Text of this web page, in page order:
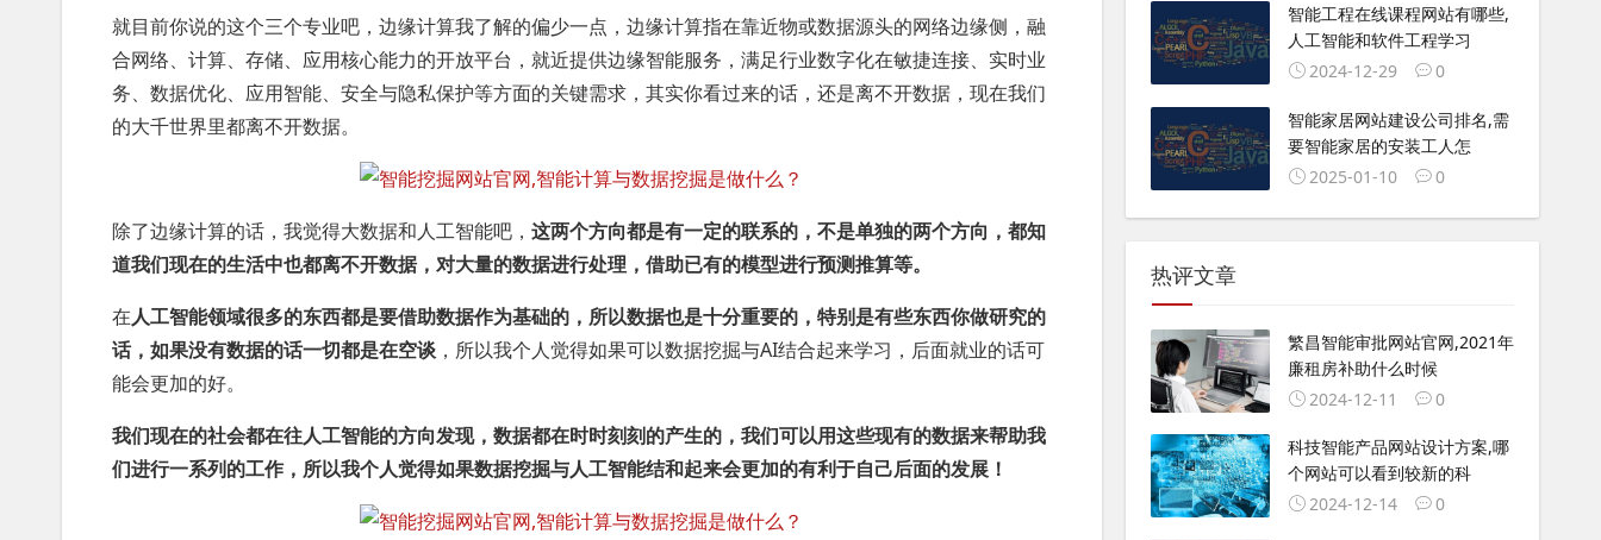
就目前你说的这个三个专业吧，边缘计算我了解的偏少一点，边缘计算指在靠近物或数据源头的网络边缘侧，融
合网络、计算、存储、应用核心能力的开放平台，就近提供边缘智能服务，满足行业数字化在敏捷连接、实时业
务、数据优化、应用智能、安全与隐私保护等方面的关键需求，其实你看过来的话，还是离不开数据，现在我们
的大千世界里都离不开数据。
除了边缘计算的话，我觉得大数据和人工智能吧， 这两个方向都是有一定的联系的，不是单独的两个方向，都知
道我们现在的生活中也都离不开数据，对大量的数据进行处理，借助已有的模型进行预测推算等。
在人工智能领域很多的东西都是要借助数据作为基础的，所以数据也是十分重要的，特别是有些东西你做研究的
话，如果没有数据的话一切都是在空谈 ，所以我个人觉得如果可以数据挖掘与AI结合起来学习，后面就业的话可
能会更加的好。
我们现在的社会都在往人工智能的方向发现，数据都在时时刻刻的产生的，我们可以用这些现有的数据来帮助我
们进行一系列的工作，所以我个人觉得如果数据挖掘与人工智能结和起来会更加的有利于自己后面的发展！
智能工程在线课程网站有哪些,
人工智能和软件工程学习
2024-12-29
0
智能家居网站建设公司排名,需
要智能家居的安装工人怎
2025-01-10
0
热评文章
繁昌智能审批网站官网,2021年
廉租房补助什么时候
2024-12-11
0
科技智能产品网站设计方案,哪
个网站可以看到较新的科
2024-12-14
0